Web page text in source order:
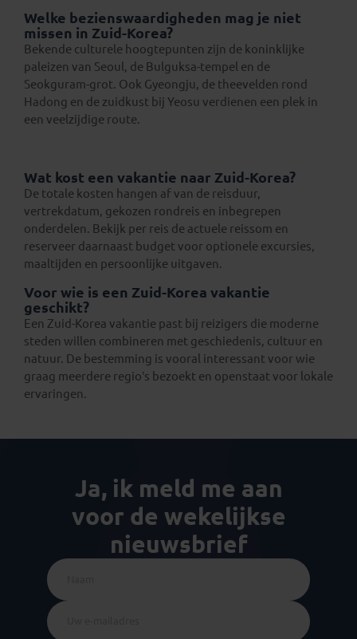
Welke bezienswaardigheden mag je niet
missen in Zuid-Korea?
Bekende culturele hoogtepunten zijn de koninklijke
paleizen van Seoul, de Bulguksa-tempel en de
Seokguram-grot. Ook Gyeongju, de theevelden rond
Hadong en de zuidkust bij Yeosu verdienen een plek in
een veelzijdige route.
Wat kost een vakantie naar Zuid-Korea?
De totale kosten hangen af van de reisduur,
vertrekdatum, gekozen rondreis en inbegrepen
onderdelen. Bekijk per reis de actuele reissom en
reserveer daarnaast budget voor optionele excursies,
maaltijden en persoonlijke uitgaven.
Voor wie is een Zuid-Korea vakantie
geschikt?
Een Zuid-Korea vakantie past bij reizigers die moderne
steden willen combineren met geschiedenis, cultuur en
natuur. De bestemming is vooral interessant voor wie
graag meerdere regio’s bezoekt en openstaat voor lokale
ervaringen.
Ja, ik meld me aan
voor de wekelijkse
nieuwsbrief